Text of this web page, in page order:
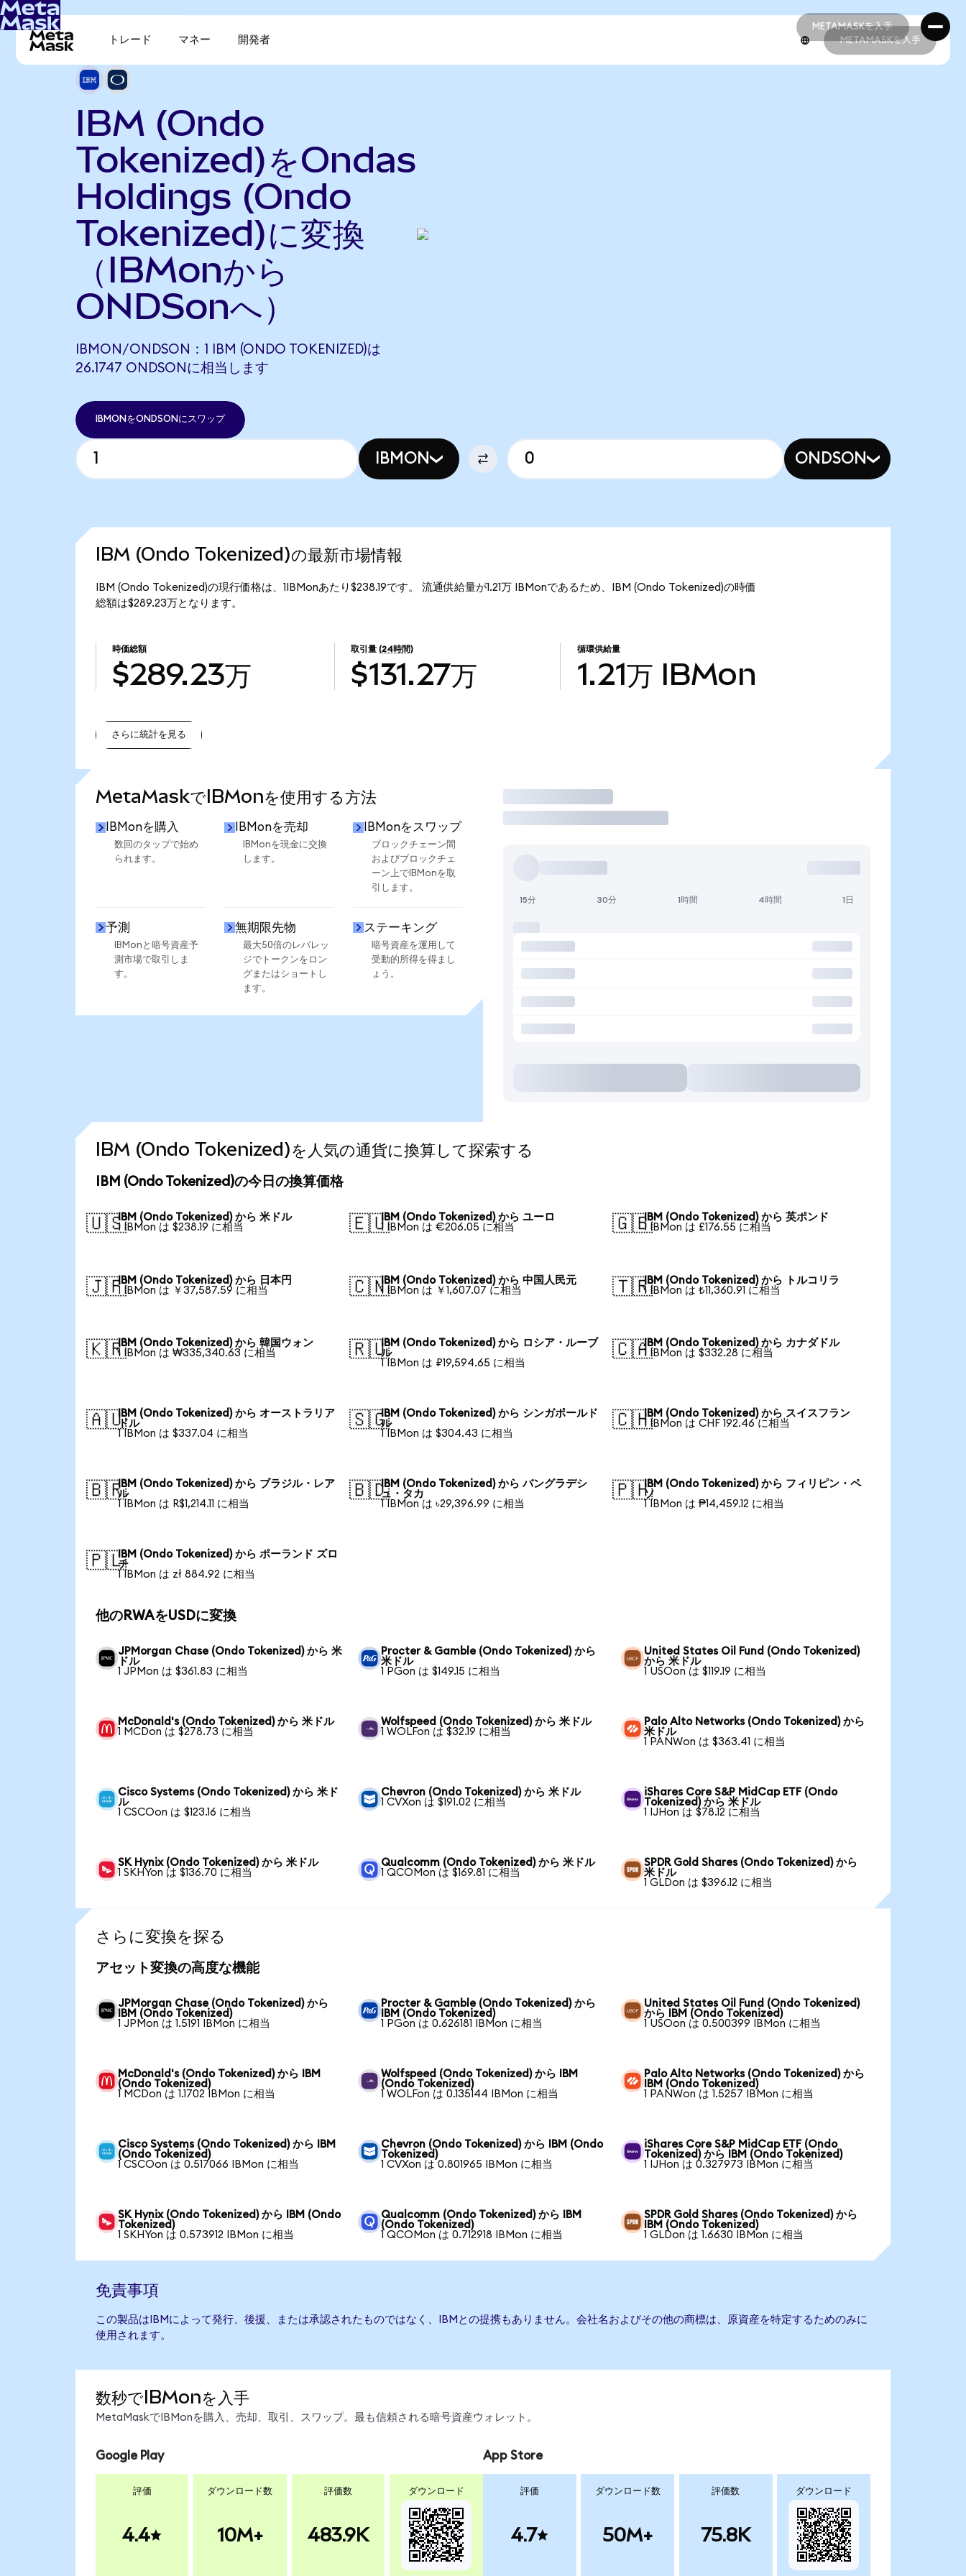
METAMASKを入手
METAMASKを入手
トレード マネー 開発者 METAMASKを入手
IBM (Ondo
Tokenized)をOndas
Holdings (Ondo
Tokenized)に変換
（IBMonから
ONDSonへ）
IBMON/ONDSON：1 IBM (ONDO TOKENIZED)は
26.1747 ONDSONに相当します
IBMONをONDSONにスワップ
IBMON ONDSON
IBM (Ondo Tokenized)の最新市場情報
IBM (Ondo Tokenized)の現行価格は、1IBMonあたり$238.19です。 流通供給量が1.21万 IBMonであるため、IBM (Ondo Tokenized)の時価
総額は$289.23万となります。
時価総額
$289.23万
取引量 (24時間)
$131.27万
循環供給量
1.21万 IBMon
さらに統計を見る
MetaMaskでIBMonを使用する方法
IBMonを購入
数回のタップで始め
られます。
IBMonを売却
IBMonを現金に交換
します。
IBMonをスワップ
ブロックチェーン間
およびブロックチェ
ーン上でIBMonを取
引します。
予測
IBMonと暗号資産予
測市場で取引しま
す。
無期限先物
最大50倍のレバレッ
ジでトークンをロン
グまたはショートし
ます。
ステーキング
暗号資産を運用して
受動的所得を得まし
ょう。
取引
15分 30分 1時間 4時間 1日
IBM (Ondo Tokenized)を人気の通貨に換算して探索する
IBM (Ondo Tokenized)の今日の換算価格
🇺🇸IBM (Ondo Tokenized) から 米ドル
1 IBMon は $238.19 に相当
🇪🇺IBM (Ondo Tokenized) から ユーロ
1 IBMon は €206.05 に相当
🇬🇧IBM (Ondo Tokenized) から 英ポンド
1 IBMon は £176.55 に相当
🇯🇵IBM (Ondo Tokenized) から 日本円
1 IBMon は ￥37,587.59 に相当
🇨🇳IBM (Ondo Tokenized) から 中国人民元
1 IBMon は ￥1,607.07 に相当
🇹🇷IBM (Ondo Tokenized) から トルコリラ
1 IBMon は ₺11,360.91 に相当
🇰🇷IBM (Ondo Tokenized) から 韓国ウォン
1 IBMon は ₩335,340.63 に相当
🇷🇺IBM (Ondo Tokenized) から ロシア・ルーブ
ル
1 IBMon は ₽19,594.65 に相当
🇨🇦IBM (Ondo Tokenized) から カナダドル
1 IBMon は $332.28 に相当
🇦🇺IBM (Ondo Tokenized) から オーストラリア
ドル
1 IBMon は $337.04 に相当
🇸🇬IBM (Ondo Tokenized) から シンガポールド
ル
1 IBMon は $304.43 に相当
🇨🇭IBM (Ondo Tokenized) から スイスフラン
1 IBMon は CHF 192.46 に相当
🇧🇷IBM (Ondo Tokenized) から ブラジル・レア
ル
1 IBMon は R$1,214.11 に相当
🇧🇩IBM (Ondo Tokenized) から バングラデシ
ュ・タカ
1 IBMon は ৳29,396.99 に相当
🇵🇭IBM (Ondo Tokenized) から フィリピン・ペ
ソ
1 IBMon は ₱14,459.12 に相当
🇵🇱IBM (Ondo Tokenized) から ポーランド ズロ
チ
1 IBMon は zł 884.92 に相当
他のRWAをUSDに変換
JPMorgan Chase (Ondo Tokenized) から 米
ドル
1 JPMon は $361.83 に相当
Procter & Gamble (Ondo Tokenized) から
米ドル
1 PGon は $149.15 に相当
United States Oil Fund (Ondo Tokenized)
から 米ドル
1 USOon は $119.19 に相当
McDonald's (Ondo Tokenized) から 米ドル
1 MCDon は $278.73 に相当
Wolfspeed (Ondo Tokenized) から 米ドル
1 WOLFon は $32.19 に相当
Palo Alto Networks (Ondo Tokenized) から
米ドル
1 PANWon は $363.41 に相当
Cisco Systems (Ondo Tokenized) から 米ド
ル
1 CSCOon は $123.16 に相当
Chevron (Ondo Tokenized) から 米ドル
1 CVXon は $191.02 に相当
iShares Core S&P MidCap ETF (Ondo
Tokenized) から 米ドル
1 IJHon は $78.12 に相当
SK Hynix (Ondo Tokenized) から 米ドル
1 SKHYon は $136.70 に相当
Qualcomm (Ondo Tokenized) から 米ドル
1 QCOMon は $169.81 に相当
SPDR Gold Shares (Ondo Tokenized) から
米ドル
1 GLDon は $396.12 に相当
さらに変換を探る
アセット変換の高度な機能
JPMorgan Chase (Ondo Tokenized) から
IBM (Ondo Tokenized)
1 JPMon は 1.5191 IBMon に相当
Procter & Gamble (Ondo Tokenized) から
IBM (Ondo Tokenized)
1 PGon は 0.626181 IBMon に相当
United States Oil Fund (Ondo Tokenized)
から IBM (Ondo Tokenized)
1 USOon は 0.500399 IBMon に相当
McDonald's (Ondo Tokenized) から IBM
(Ondo Tokenized)
1 MCDon は 1.1702 IBMon に相当
Wolfspeed (Ondo Tokenized) から IBM
(Ondo Tokenized)
1 WOLFon は 0.135144 IBMon に相当
Palo Alto Networks (Ondo Tokenized) から
IBM (Ondo Tokenized)
1 PANWon は 1.5257 IBMon に相当
Cisco Systems (Ondo Tokenized) から IBM
(Ondo Tokenized)
1 CSCOon は 0.517066 IBMon に相当
Chevron (Ondo Tokenized) から IBM (Ondo
Tokenized)
1 CVXon は 0.801965 IBMon に相当
iShares Core S&P MidCap ETF (Ondo
Tokenized) から IBM (Ondo Tokenized)
1 IJHon は 0.327973 IBMon に相当
SK Hynix (Ondo Tokenized) から IBM (Ondo
Tokenized)
1 SKHYon は 0.573912 IBMon に相当
Qualcomm (Ondo Tokenized) から IBM
(Ondo Tokenized)
1 QCOMon は 0.712918 IBMon に相当
SPDR Gold Shares (Ondo Tokenized) から
IBM (Ondo Tokenized)
1 GLDon は 1.6630 IBMon に相当
免責事項
この製品はIBMによって発行、後援、または承認されたものではなく、IBMとの提携もありません。会社名およびその他の商標は、原資産を特定するためのみに
使用されます。
数秒でIBMonを入手
MetaMaskでIBMonを購入、売却、取引、スワップ。最も信頼される暗号資産ウォレット。
Google Play
評価
4.4
ダウンロード数
10M+
評価数
483.9K
ダウンロード
App Store
評価
4.7
ダウンロード数
50M+
評価数
75.8K
ダウンロード